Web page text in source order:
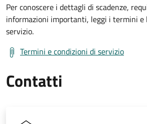
Per conoscere i dettagli di scadenze,
informazioni importanti, leggi i termini e
servizio.
Termini e condizioni di servizio
Contatti